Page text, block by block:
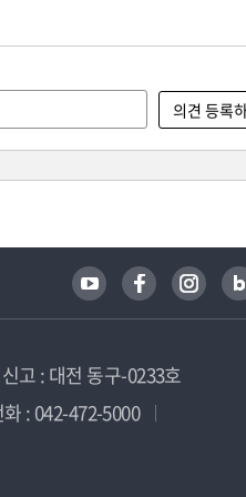
고 : 대전 동구-0233호
: 042-472-5000